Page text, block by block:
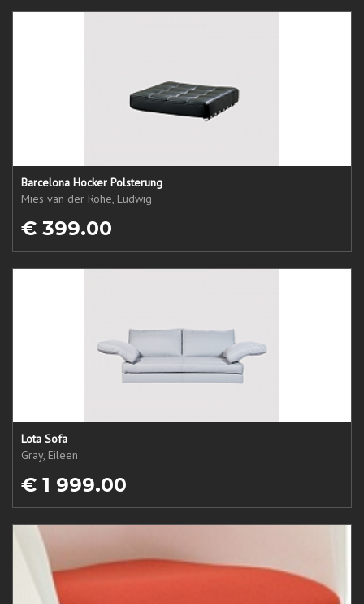
Barcelona Hocker Polsterung
Mies van der Rohe, Ludwig
€ 399.00
Lota Sofa
Gray, Eileen
€ 1 999.00